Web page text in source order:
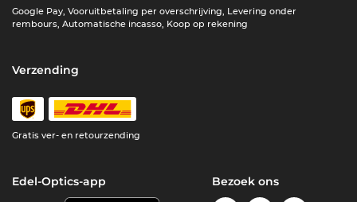
Google Pay, Vooruitbetaling per overschrijving, Levering onder
rembours, Automatische incasso, Koop op rekening
Verzending
Gratis ver- en retourzending
Edel-Optics-app Bezoek ons